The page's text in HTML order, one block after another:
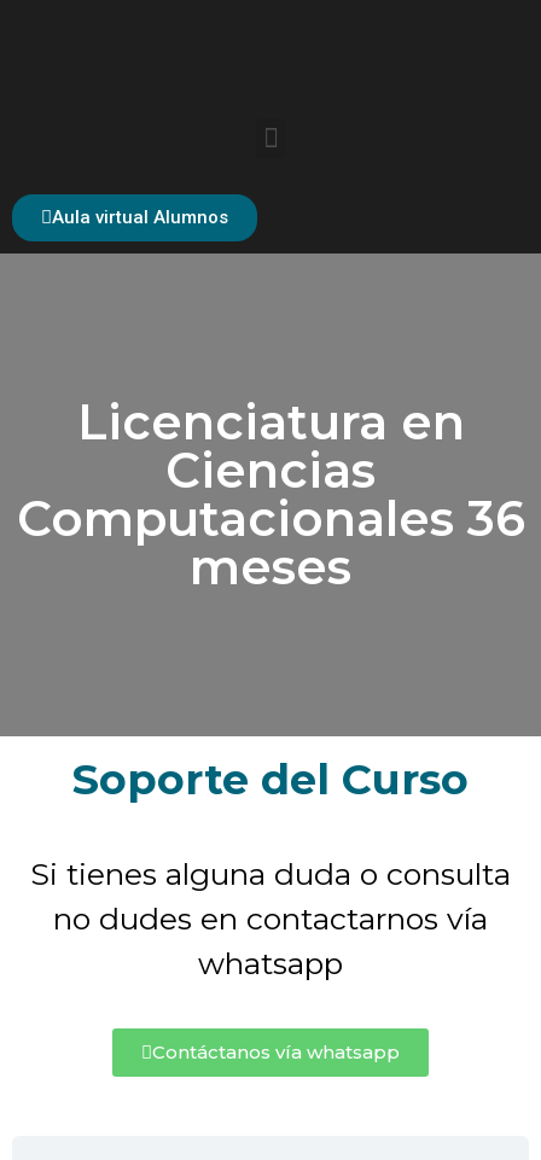
Aula virtual Alumnos
Licenciatura en
Ciencias
Computacionales 36
meses
Soporte del Curso
Si tienes alguna duda o consulta
no dudes en contactarnos vía
whatsapp
Contáctanos vía whatsapp